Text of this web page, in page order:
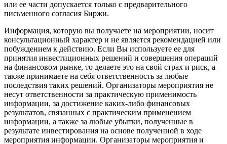
или ее части допускается только с предварительного
письменного согласия Биржи.
Информация, которую вы получаете на мероприятии, носит
консультационный характер и не является рекомендацией или
побуждением к действию. Если Вы используете ее для
принятия инвестиционных решений и совершения операций
на финансовом рынке, то делаете это на свой страх и риск, а
также принимаете на себя ответственность за любые
последствия таких решений. Организаторы мероприятия не
несут ответственности за практическую применимость
информации, за достижение каких-либо финансовых
результатов, связанных с практическим применением
информации, а также за любые убытки, полученные в
результате инвестирования на основе полученной в ходе
мероприятия информации. Организаторы мероприятия и